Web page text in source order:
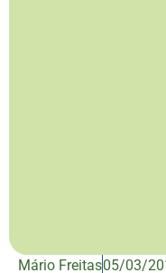
Mário Freitas05/03/